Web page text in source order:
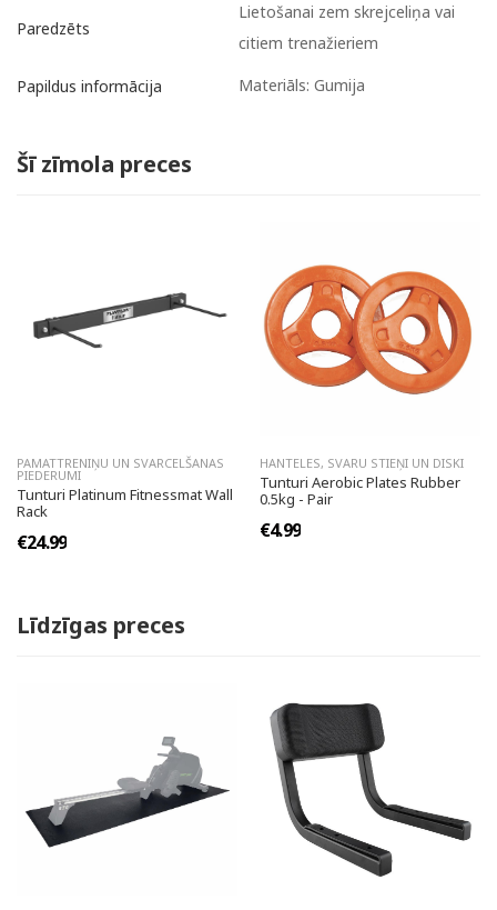
Paredzēts
Lietošanai zem skrejceliņa vai
citiem trenažieriem
Papildus informācija Materiāls: Gumija
Šī zīmola preces
PAMATTRENIŅU UN SVARCELŠANAS
PIEDERUMI
Tunturi Platinum Fitnessmat Wall
Rack
€24.99
HANTELES, SVARU STIEŅI UN DISKI
Tunturi Aerobic Plates Rubber
0.5kg - Pair
€4.99
Līdzīgas preces